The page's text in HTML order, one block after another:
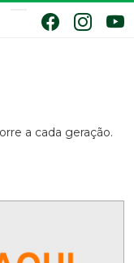
a cada geração.